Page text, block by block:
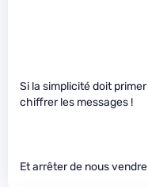
Si la simplicité doit
chiffrer les messages !
Et arrêter de nous